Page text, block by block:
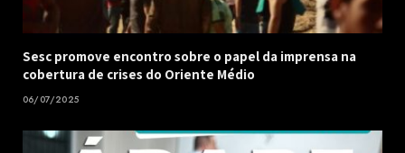
Sesc promove encontro sobre o papel da imprensa na
cobertura de crises do Oriente Médio
06/07/2025